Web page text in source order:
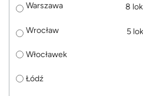
Warszawa 8
Wrocław 5
Włocławek
Łódź